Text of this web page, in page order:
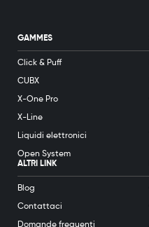
GAMMES
Click & Puff
CUBX
X-One Pro
X-Line
Liquidi elettronici
Open System
ALTRI LINK
Blog
Contattaci
Domande frequenti